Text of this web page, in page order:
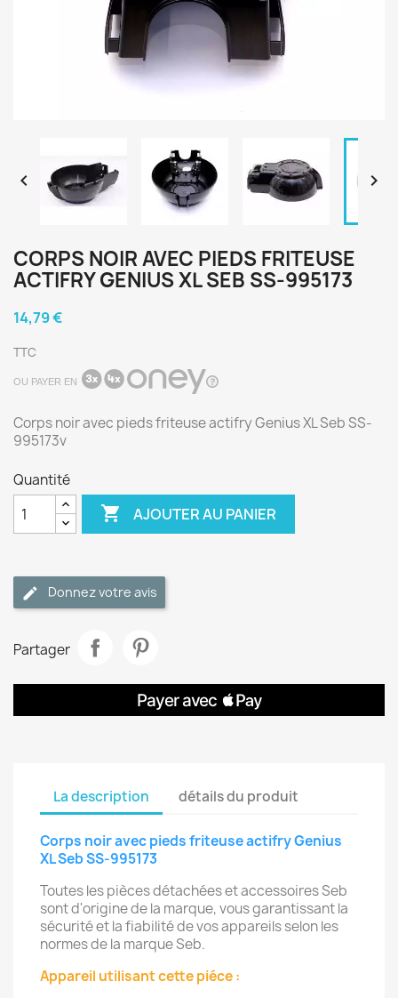
 
CORPS NOIR AVEC PIEDS FRITEUSE
ACTIFRY GENIUS XL SEB SS-995173
14,79 €
TTC
OU PAYER EN
Corps noir avec pieds friteuse actifry Genius XL Seb SS-
995173v
Quantité
 AJOUTER AU PANIER
Donnez votre avis
Partager
La description détails du produit
Corps noir avec pieds friteuse actifry Genius
XL Seb SS-995173
Toutes les pièces détachées et accessoires Seb
sont d'origine de la marque, vous garantissant la
sécurité et la fiabilité de vos appareils selon les
normes de la marque Seb.
Appareil utilisant cette piéce :